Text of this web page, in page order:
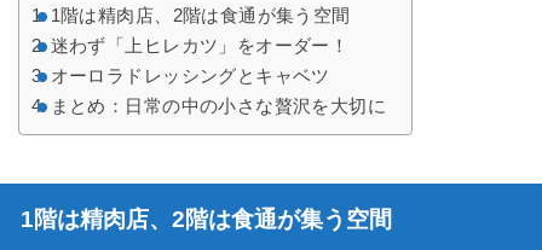
1階は精肉店、2階は食通が集う空間
迷わず「上ヒレカツ」をオーダー！
オーロラドレッシングとキャベツ
まとめ：日常の中の小さな贅沢を大切に
1階は精肉店、2階は食通が集う空間